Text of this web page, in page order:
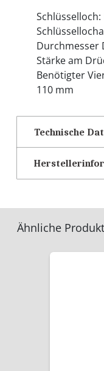
Durchmesser
Stärke am
Benötigter
110 mm
Technische
Ähnliche